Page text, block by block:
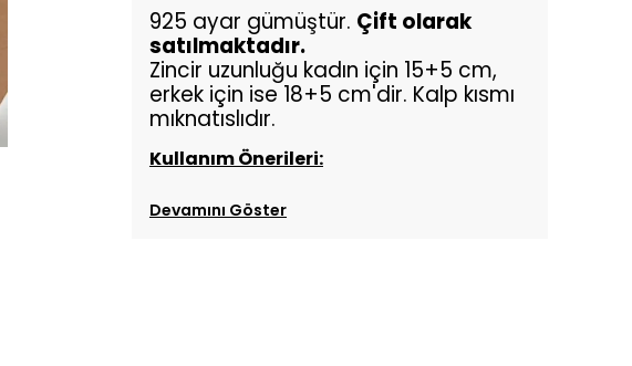
925 ayar gümüştür. Çift olarak
satılmaktadır.
Zincir uzunluğu kadın için 15+5 cm,
erkek için ise 18+5 cm'dir. Kalp kısmı
mıknatıslıdır.
Kullanım Önerileri:
Devamını Göster